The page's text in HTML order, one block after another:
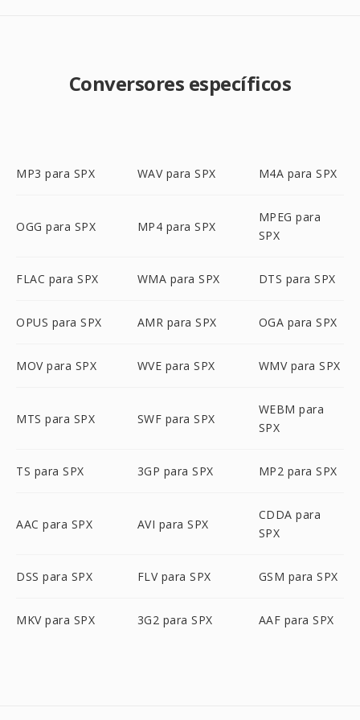
Conversores específicos
MP3 para SPX WAV para SPX M4A para SPX
OGG para SPX MP4 para SPX
MPEG para
SPX
FLAC para SPX WMA para SPX DTS para SPX
OPUS para SPX AMR para SPX OGA para SPX
MOV para SPX WVE para SPX WMV para SPX
MTS para SPX SWF para SPX
WEBM para
SPX
TS para SPX 3GP para SPX MP2 para SPX
AAC para SPX AVI para SPX
CDDA para
SPX
DSS para SPX FLV para SPX GSM para SPX
MKV para SPX 3G2 para SPX AAF para SPX